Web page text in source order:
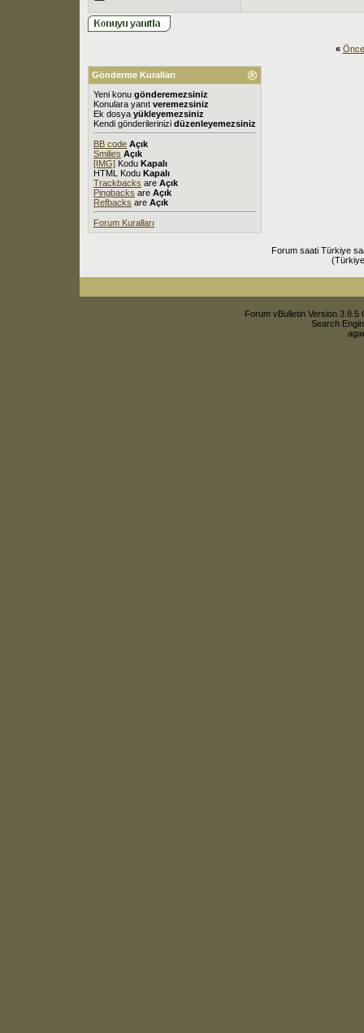
«
Gönderme Kuralları
Yeni konu gönderemezsiniz
Konulara yanıt veremezsiniz
Ek dosya yükleyemezsiniz
Kendi gönderilerinizi düzenleyemezsiniz
BB code Açık
Smilies Açık
[IMG] Kodu Kapalı
HTML Kodu Kapalı
Trackbacks are Açık
Pingbacks are Açık
Refbacks are Açık
Forum Kuralları
Forum saati Türkiye
Forum vBulletin Version
Search